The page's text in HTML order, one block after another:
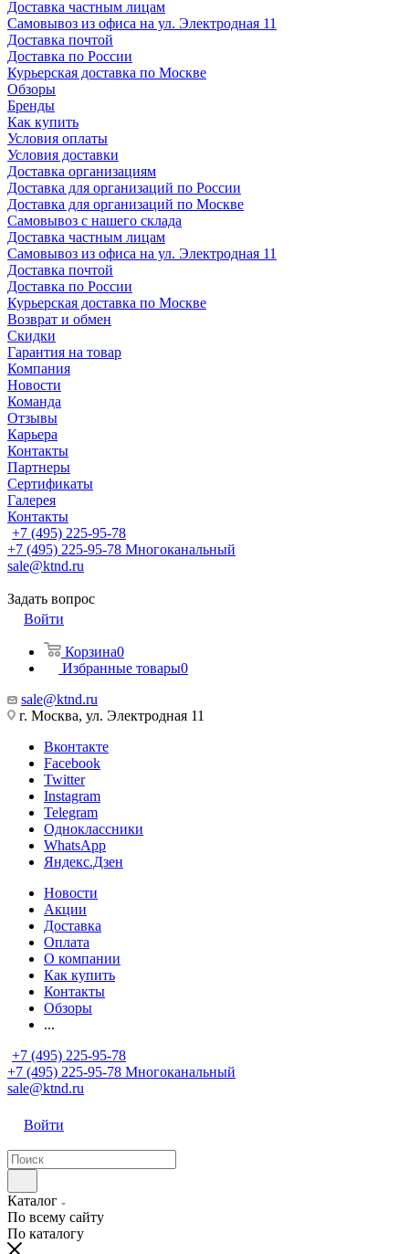
Доставка частным лицам
Самовывоз из офиса на ул. Электродная 11
Доставка почтой
Доставка по России
Курьерская доставка по Москве
Обзоры
Бренды
Как купить
Условия оплаты
Условия доставки
Доставка организациям
Доставка для организаций по России
Доставка для организаций по Москве
Самовывоз с нашего склада
Доставка частным лицам
Самовывоз из офиса на ул. Электродная 11
Доставка почтой
Доставка по России
Курьерская доставка по Москве
Возврат и обмен
Скидки
Гарантия на товар
Компания
Новости
Команда
Отзывы
Карьера
Контакты
Партнеры
Сертификаты
Галерея
Контакты
+7 (495) 225-95-78
+7 (495) 225-95-78 Многоканальный
sale@ktnd.ru
Задать вопрос
Войти
Корзина0
Избранные товары0
sale@ktnd.ru
г. Москва, ул. Электродная 11
Вконтакте
Facebook
Twitter
Instagram
Telegram
Одноклассники
WhatsApp
Яндекс.Дзен
Новости
Акции
Доставка
Оплата
О компании
Как купить
Контакты
Обзоры
...
+7 (495) 225-95-78
+7 (495) 225-95-78 Многоканальный
sale@ktnd.ru
Войти
Каталог
По всему сайту
По каталогу